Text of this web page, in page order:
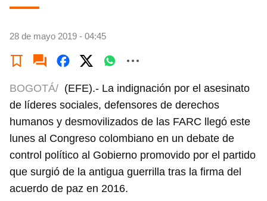
28 de mayo 2019 - 04:45
BOGOTÁ/ (EFE).- La indignación por el asesinato
de líderes sociales, defensores de derechos
humanos y desmovilizados de las FARC llegó este
lunes al Congreso colombiano en un debate de
control político al Gobierno promovido por el partido
que surgió de la antigua guerrilla tras la firma del
acuerdo de paz en 2016.